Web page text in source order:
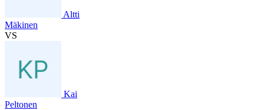
Altti
Mäkinen
VS
Kai
Peltonen